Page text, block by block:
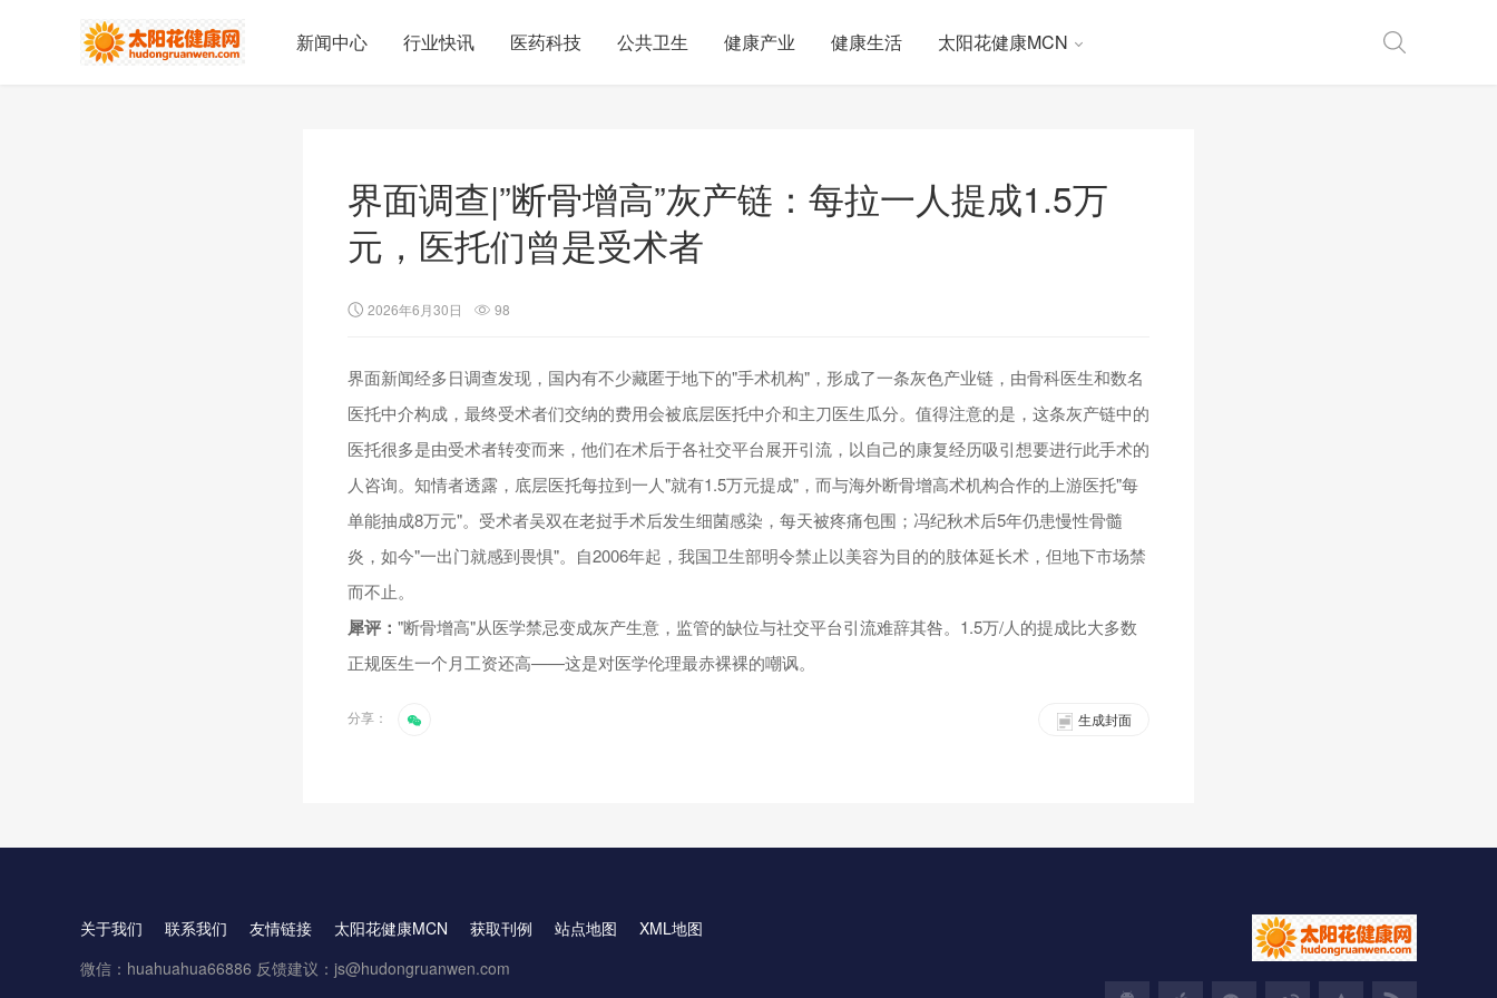
新闻中心 行业快讯 医药科技 公共卫生 健康产业 健康生活 太阳花健康MCN
界面调查|”断骨增高”灰产链：每拉一人提成1.5万
元，医托们曾是受术者
2026年6月30日 98
界面新闻经多日调查发现，国内有不少藏匿于地下的"手术机构"，形成了一条灰色产业链，由骨科医生和数名
医托中介构成，最终受术者们交纳的费用会被底层医托中介和主刀医生瓜分。值得注意的是，这条灰产链中的
医托很多是由受术者转变而来，他们在术后于各社交平台展开引流，以自己的康复经历吸引想要进行此手术的
人咨询。知情者透露，底层医托每拉到一人"就有1.5万元提成"，而与海外断骨增高术机构合作的上游医托"每
单能抽成8万元"。受术者吴双在老挝手术后发生细菌感染，每天被疼痛包围；冯纪秋术后5年仍患慢性骨髓
炎，如今"一出门就感到畏惧"。自2006年起，我国卫生部明令禁止以美容为目的的肢体延长术，但地下市场禁
而不止。
犀评： "断骨增高"从医学禁忌变成灰产生意，监管的缺位与社交平台引流难辞其咎。1.5万/人的提成比大多数
正规医生一个月工资还高——这是对医学伦理最赤裸裸的嘲讽。
分享： 生成封面
关于我们 联系我们 友情链接 太阳花健康MCN 获取刊例 站点地图
XML地图
微信：huahuahua66886 反馈建议：js@hudongruanwen.com